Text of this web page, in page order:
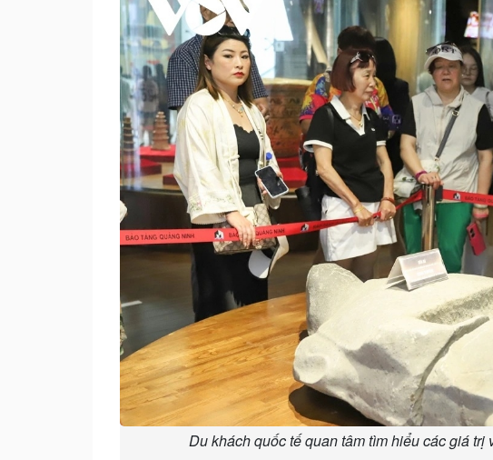
Du khách quốc tế quan tâm tìm hiểu các giá